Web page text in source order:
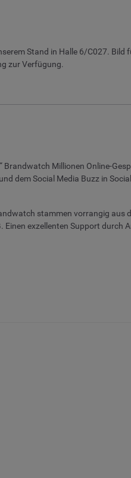
Stand in Halle 6/C027.
zur Verfügung.
Millionen Online-
dem Social Media Buzz in
stammen vorrangig aus
exzellenten Support